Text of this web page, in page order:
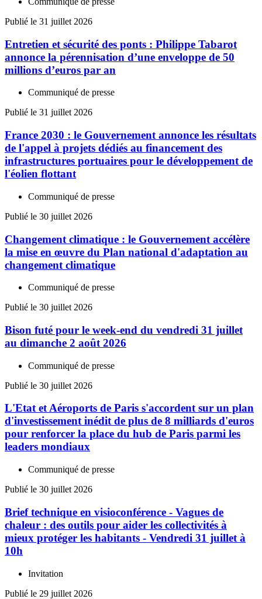
Publié le 31 juillet 2026
Entretien et sécurité des ponts : Philippe Tabarot
annonce la pérennisation d’une enveloppe de 50
millions d’euros par an
Communiqué de presse
Publié le 31 juillet 2026
France 2030 : le Gouvernement annonce les résultats
de l'appel à projets dédiés au financement des
infrastructures portuaires pour le développement de
l'éolien flottant
Communiqué de presse
Publié le 30 juillet 2026
Changement climatique : le Gouvernement accélère
la mise en œuvre du Plan national d'adaptation au
changement climatique
Communiqué de presse
Publié le 30 juillet 2026
Bison futé pour le week-end du vendredi 31 juillet
au dimanche 2 août 2026
Communiqué de presse
Publié le 30 juillet 2026
L'Etat et Aéroports de Paris s'accordent sur un plan
d'investissement inédit de plus de 8 milliards d'euros
pour renforcer la place du hub de Paris parmi les
leaders mondiaux
Communiqué de presse
Publié le 30 juillet 2026
Brief technique en visioconférence - Vagues de
chaleur : des outils pour aider les collectivités à
mieux protéger les habitants - Vendredi 31 juillet à
10h
Invitation
Publié le 29 juillet 2026